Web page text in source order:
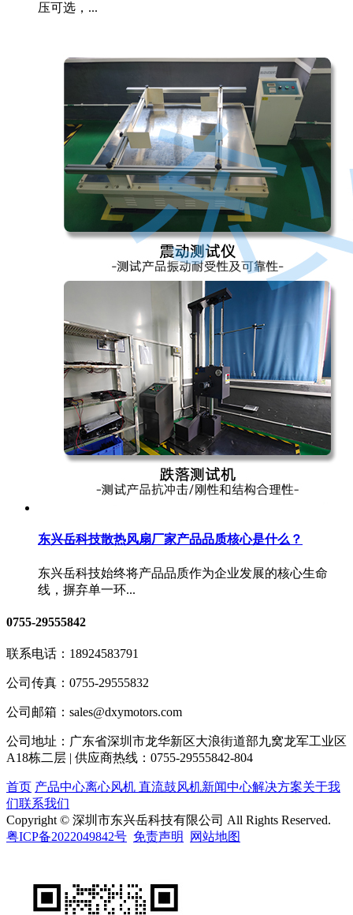
压可选，...
东兴岳科技散热风扇厂家产品品质核心是什么？
东兴岳科技始终将产品品质作为企业发展的核心生命
线，摒弃单一环...
0755-29555842
联系电话： 18924583791
公司传真： 0755-29555832
公司邮箱： sales@dxymotors.com
公司地址： 广东省深圳市龙华新区大浪街道部九窝龙军工业区
A18栋二层 | 供应商热线：0755-29555842-804
首页 产品中心离心风机 直流鼓风机新闻中心解决方案关于我
们联系我们
Copyright © 深圳市东兴岳科技有限公司 All Rights Reserved.
粤ICP备2022049842号 免责声明 网站地图